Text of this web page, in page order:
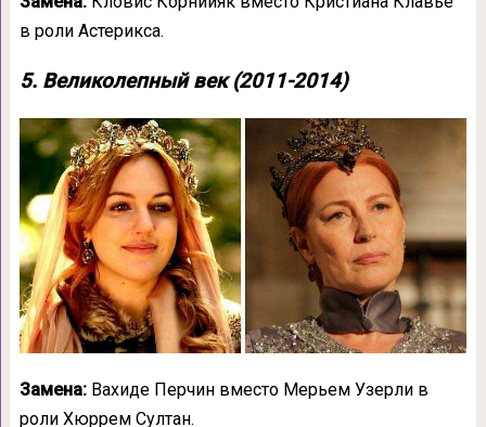
в роли Астерикса.
5. Великолепный век (2011-2014)
Замена:Вахиде Перчин вместо Мерьем Узерли в
роли Хюррем Султан.